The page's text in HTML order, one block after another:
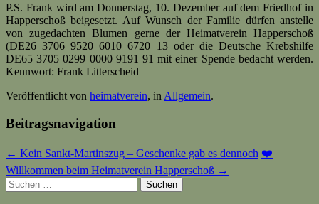
P.S. Frank wird am Donnerstag, 10. Dezember auf dem Friedhof in
Happerschoß beigesetzt. Auf Wunsch der Familie dürfen anstelle
von zugedachten Blumen gerne der Heimatverein Happerschoß
(DE26 3706 9520 6010 6720 13 oder die Deutsche Krebshilfe
DE65 3705 0299 0000 9191 91 mit einer Spende bedacht werden.
Kennwort: Frank Litterscheid
Veröffentlicht von heimatverein, in Allgemein.
Beitragsnavigation
← Kein Sankt-Martinszug – Geschenke gab es dennoch ❤️
Willkommen beim Heimatverein Happerschoß →
Suchen
nach: